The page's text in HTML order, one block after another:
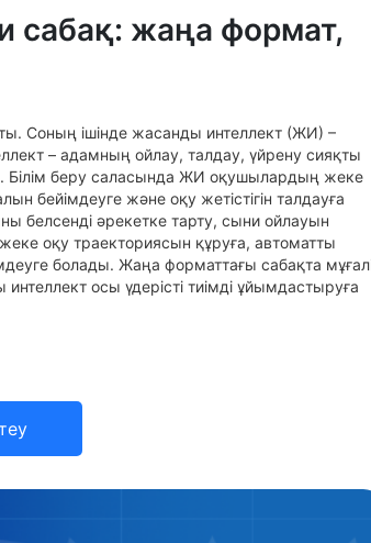
сабақ: жаңа формат,
Соның ішінде жасанды интеллект (ЖИ) –
– адамның ойлау, талдау, үйрену сияқты
Білім беру саласында ЖИ оқушылардың жеке
бейімдеуге және оқу жетістігін талдауға
белсенді әрекетке тарту, сыни ойлауын
оқу траекториясын құруға, автоматты
болады. Жаңа форматтағы сабақта
осы үдерісті тиімді ұйымдастыруға